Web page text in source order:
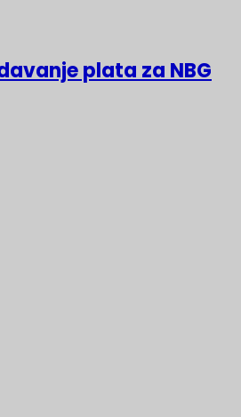
plata za NBG